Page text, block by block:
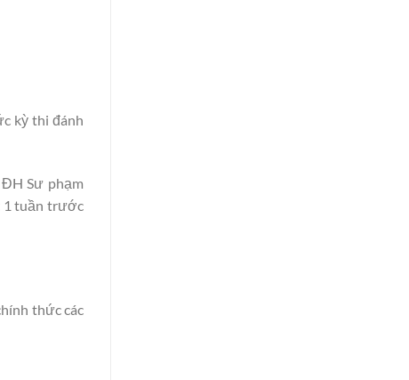
kỳ thi đánh
Sư phạm
1 tuần trước
thức các